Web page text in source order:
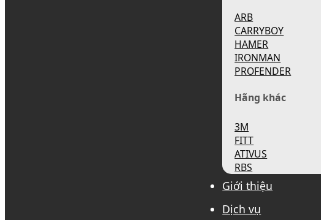
ARB
CARRYBOY
HAMER
IRONMAN
PROFENDER
Hãng khác
3M
FITT
ATIVUS
RBS
Giới thiệu
Dịch vụ